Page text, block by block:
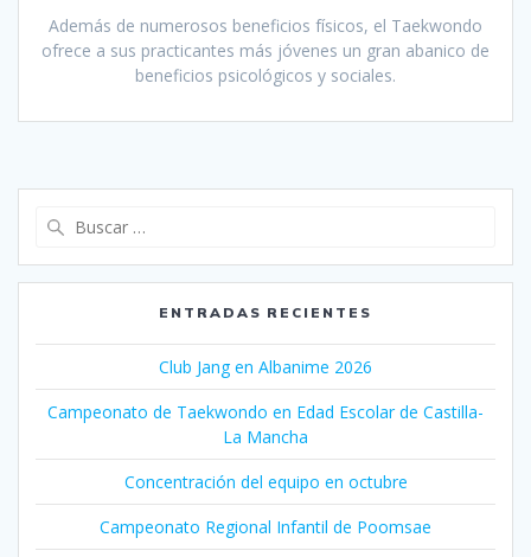
Además de numerosos beneficios físicos, el Taekwondo
ofrece a sus practicantes más jóvenes un gran abanico de
beneficios psicológicos y sociales.
ENTRADAS RECIENTES
Club Jang en Albanime 2026
Campeonato de Taekwondo en Edad Escolar de Castilla-
La Mancha
Concentración del equipo en octubre
Campeonato Regional Infantil de Poomsae